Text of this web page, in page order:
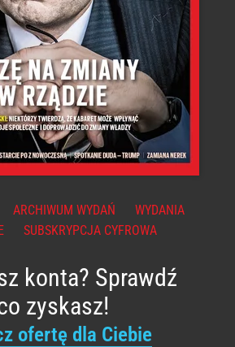
ARCHIWUM WYDAŃ
WYDANIA
SUBSKRYPCJA CYFROWA
konta? Sprawdź
zyskasz!
ofertę dla Ciebie